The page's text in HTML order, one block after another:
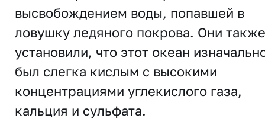
высвобождением воды, попавшей в
ловушку ледяного покрова. Они также
установили, что этот океан
был слегка кислым с высокими
концентрациями углекислого газа,
кальция и сульфата.